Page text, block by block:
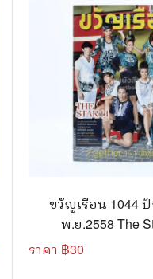
ขวัญเรือน 1044
พ.ย.2558 The
ราคา ฿30
💬 ภาษาศาสตร์
💉 การแพทย์
👮‍♀️ คู่มือเตรียมสอบราช
🏫 หนังสือเรียน
👩‍🏫 แนะแนวการศึกษา
😼 หนังสือการ์ตูน